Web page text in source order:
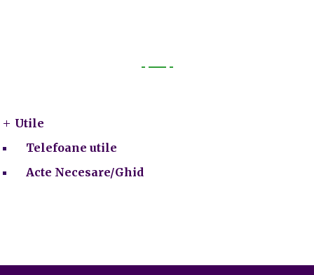
Utile
Telefoane utile
Acte Necesare/Ghid